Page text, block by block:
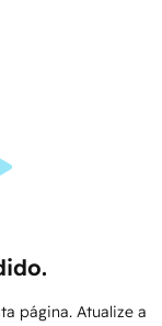
página. Atualize a